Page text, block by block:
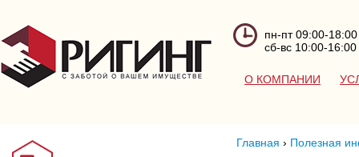
пн-пт 09:00-18:00
сб-вс 10:00-16:00
О КОМПАНИИ
Главная › Полезная